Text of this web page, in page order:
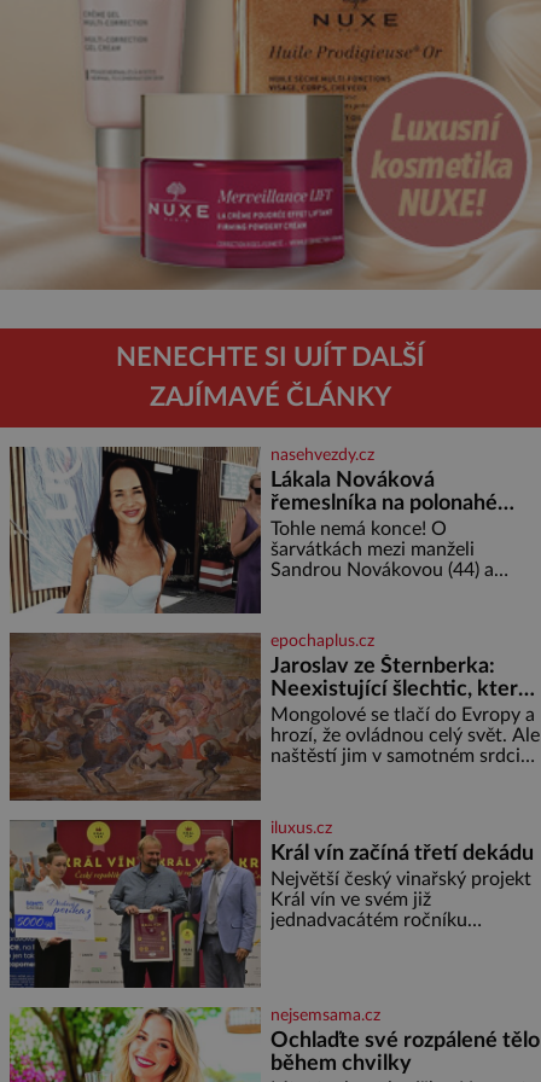
NENECHTE SI UJÍT DALŠÍ
ZAJÍMAVÉ ČLÁNKY
nasehvezdy.cz
Lákala Nováková
řemeslníka na polonahé
tělo!
Tohle nemá konce! O
šarvátkách mezi manželi
Sandrou Novákovou (44) a
by doufal, že horká zem u
herečky ze seriálu Ulice a
režiséra vychladne,
epochaplus.cz
Jaroslav ze Šternberka:
Neexistující šlechtic, který
z Moravy vyžene Mongoly
Mongolové se tlačí do Evropy a
hrozí, že ovládnou celý svět. Ale
naštěstí jim v samotném srdci
dobyvatelské hordy zastavit. Co
nedokáže žádná z asijských říší,
co nedokážou Němci – to
dokáže český král. Nebo že by
ne? Mongolové od roku 1223
postupují podél Kaspického a
iluxus.cz
Král vín začíná třetí dekádu
Největší český vinařský projekt
Král vín ve svém již
jednadvacátém ročníku
nejsemsama.cz
Ochlaďte své rozpálené tělo
během chvilky